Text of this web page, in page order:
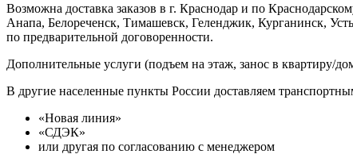
Возможна доставка заказов в г. Краснодар и по
Анапа, Белореченск, Тимашевск, Геленджик, Курганинск,
по предварительной договоренности.
Дополнительные услуги (подъем на этаж, занос в квартиру/
В другие населенные пункты России доставляем
«Новая линия»
«СДЭК»
или другая по согласованию с менеджером